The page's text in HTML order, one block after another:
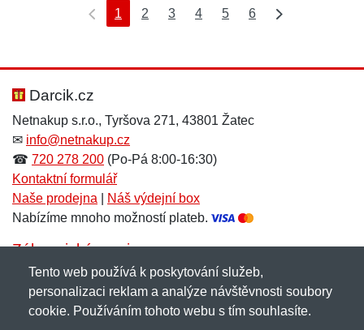
1 2 3 4 5 6
Darcik.cz
Netnakup s.r.o., Tyršova 271, 43801 Žatec
✉ info@netnakup.cz
☎ 720 278 200 (Po-Pá 8:00-16:30)
Kontaktní formulář
Naše prodejna
Náš výdejní box
Nabízíme mnoho možností plateb.
Zákaznický servis
Novinky emailem
Tento web používá k poskytování služeb,
personalizaci reklam a analýze návštěvnosti soubory
cookie. Používáním tohoto webu s tím souhlasíte.